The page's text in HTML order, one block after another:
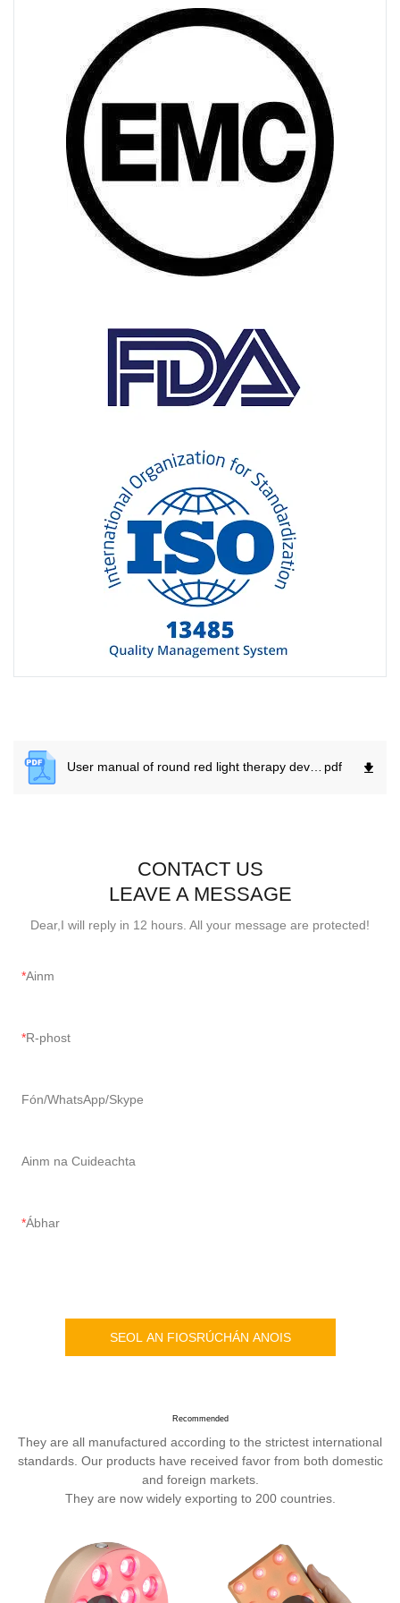
pdf
CONTACT US
LEAVE A MESSAGE
Dear,I will reply in 12 hours. All your message are protected!
Ainm
R-phost
Fón/WhatsApp/Skype
Ainm na Cuideachta
Ábhar
SEOL AN FIOSRÚCHÁN ANOIS
Recommended
They are all manufactured according to the strictest international
standards. Our products have received favor from both domestic
and foreign markets.
They are now widely exporting to 200 countries.